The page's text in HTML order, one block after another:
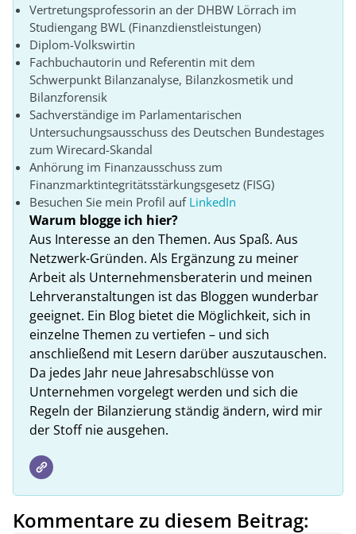
Vertretungsprofessorin an der DHBW Lörrach im
Studiengang BWL (Finanzdienstleistungen)
Diplom-Volkswirtin
Fachbuchautorin und Referentin mit dem
Schwerpunkt Bilanzanalyse, Bilanzkosmetik und
Bilanzforensik
Sachverständige im Parlamentarischen
Untersuchungsausschuss des Deutschen Bundestages
zum Wirecard-Skandal
Anhörung im Finanzausschuss zum
Finanzmarktintegritätsstärkungsgesetz (FISG)
Besuchen Sie mein Profil auf LinkedIn
Warum blogge ich hier?
Aus Interesse an den Themen. Aus Spaß. Aus
Netzwerk-Gründen. Als Ergänzung zu meiner
Arbeit als Unternehmensberaterin und meinen
Lehrveranstaltungen ist das Bloggen wunderbar
geeignet. Ein Blog bietet die Möglichkeit, sich in
einzelne Themen zu vertiefen – und sich
anschließend mit Lesern darüber auszutauschen.
Da jedes Jahr neue Jahresabschlüsse von
Unternehmen vorgelegt werden und sich die
Regeln der Bilanzierung ständig ändern, wird mir
der Stoff nie ausgehen.
Kommentare zu diesem Beitrag: